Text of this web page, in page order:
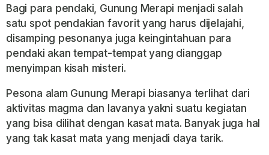
Bagi para pendaki, Gunung Merapi menjadi salah
satu spot pendakian favorit yang harus dijelajahi,
disamping pesonanya juga keingintahuan para
pendaki akan tempat-tempat yang dianggap
menyimpan kisah misteri.
Pesona alam Gunung Merapi biasanya terlihat dari
aktivitas magma dan lavanya yakni suatu kegiatan
yang bisa dilihat dengan kasat mata. Banyak juga hal
yang tak kasat mata yang menjadi daya tarik.